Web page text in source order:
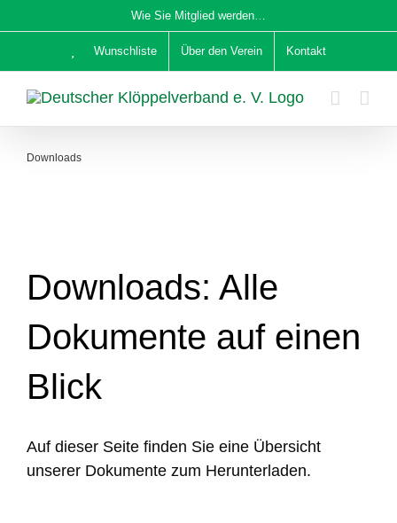
Inhalt
Wie Sie Mitglied werden…
Wunschliste Über den Verein Kontakt
Downloads
Downloads: Alle
Dokumente auf einen
Blick
Auf dieser Seite finden Sie eine Übersicht
unserer Dokumente zum Herunterladen.